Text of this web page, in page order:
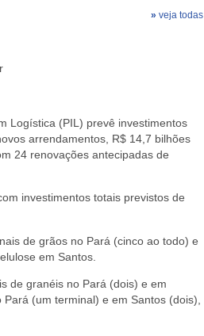
» veja todas
Logística (PIL) prevê investimentos
arrendamentos, R$ 14,7 bilhões
24 renovações antecipadas de
investimentos totais previstos de
de grãos no Pará (cinco ao todo) e
em Santos.
de granéis no Pará (dois) e em
(um terminal) e em Santos (dois),